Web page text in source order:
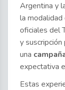
Argentina y
la modalidad
oficiales del
y
una
expectativa
Estas